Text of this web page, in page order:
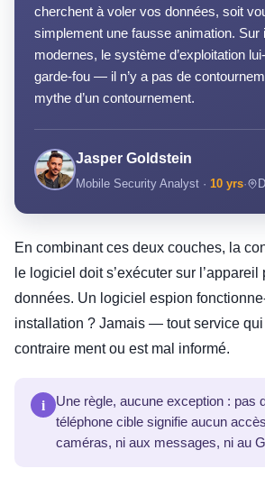
cherchent à voler vos données, soit
simplement une fausse animation. Sur
modernes, le système d’exploitation
garde-fou — il n’y a pas de
mythe d’un contournement.
Jasper Goldstein
Mobile Security Analyst · 10 yrs·
En combinant ces deux couches, la
le logiciel doit s’exécuter sur
données. Un logiciel espion
installation ? Jamais — tout service
contraire ment ou est mal informé.
i
Une règle, aucune exception : pas
téléphone cible signifie aucun
caméras, ni aux messages, ni au